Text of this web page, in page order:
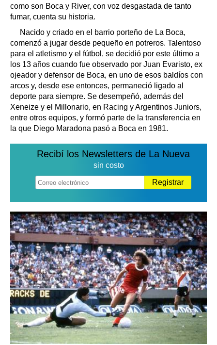
como son Boca y River, con voz desgastada de tanto
fumar, cuenta su historia.
Nacido y criado en el barrio porteño de La Boca,
comenzó a jugar desde pequeño en potreros. Talentoso
para el atletismo y el fútbol, se decidió por este último a
los 13 años cuando fue observado por Juan Evaristo, ex
ojeador y defensor de Boca, en uno de esos baldíos con
arcos y, desde ese entonces, permaneció ligado al
deporte para siempre. Se desempeñó, además del
Xeneize y el Millonario, en Racing y Argentinos Juniors,
entre otros equipos, y formó parte de la transferencia en
la que Diego Maradona pasó a Boca en 1981.
Recibí los Newsletters de La Nueva
sin costo
Registrar